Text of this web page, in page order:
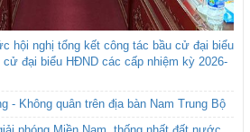
hội nghị tổng kết công tác bầu cử đại biểu
đại biểu HĐND các cấp nhiệm kỳ 2026-
- Không quân trên địa bàn Nam Trung Bộ